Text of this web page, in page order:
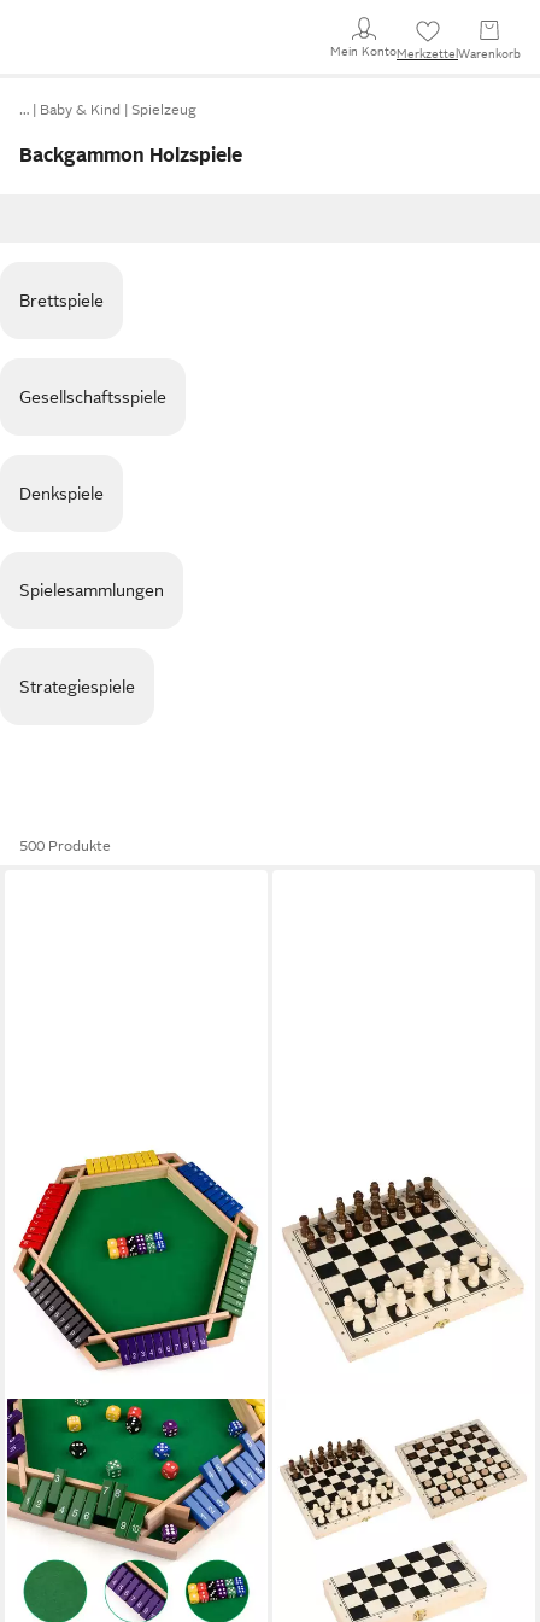
Mein KontoMerkzettel Warenkorb
… Baby & Kind Spielzeug
Backgammon Holzspiele
Brettspiele
Gesellschaftsspiele
Denkspiele
Spielesammlungen
Strategiespiele
500 Produkte